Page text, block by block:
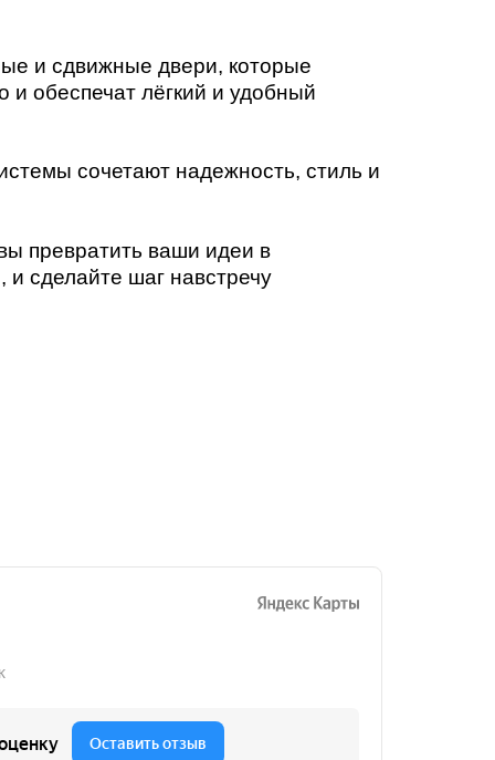
и сдвижные двери, которые
обеспечат лёгкий и удобный
сочетают надежность, стиль и
превратить ваши идеи в
сделайте шаг навстречу